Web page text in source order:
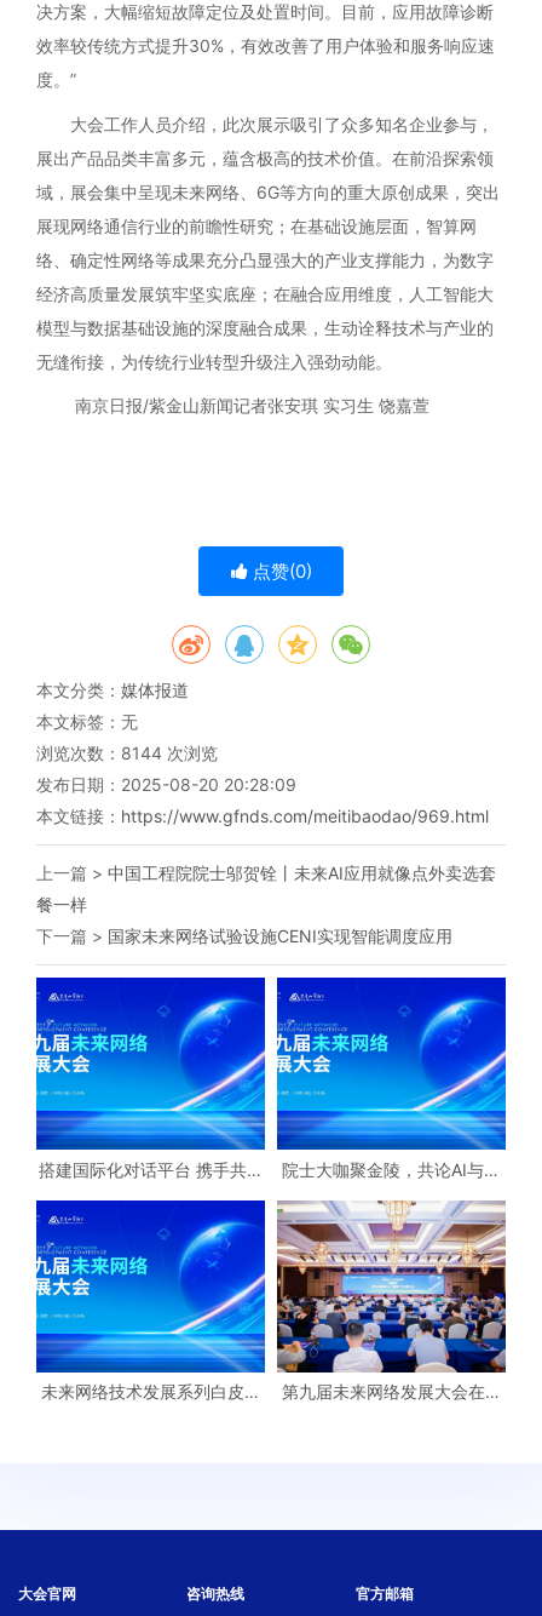
决方案，大幅缩短故障定位及处置时间。目前，应用故障诊断
效率较传统方式提升30%，有效改善了用户体验和服务响应速
度。”
大会工作人员介绍，此次展示吸引了众多知名企业参与，
展出产品品类丰富多元，蕴含极高的技术价值。在前沿探索领
域，展会集中呈现未来网络、6G等方向的重大原创成果，突出
展现网络通信行业的前瞻性研究；在基础设施层面，智算网
络、确定性网络等成果充分凸显强大的产业支撑能力，为数字
经济高质量发展筑牢坚实底座；在融合应用维度，人工智能大
模型与数据基础设施的深度融合成果，生动诠释技术与产业的
无缝衔接，为传统行业转型升级注入强劲动能。
南京日报/紫金山新闻记者张安琪 实习生 饶嘉萱
点赞(0)
本文分类： 媒体报道
本文标签：无
浏览次数： 8144 次浏览
发布日期：2025-08-20 20:28:09
本文链接： https://www.gfnds.com/meitibaodao/969.html
上一篇 > 中国工程院院士邬贺铨丨未来AI应用就像点外卖选套
餐一样
下一篇 > 国家未来网络试验设施CENI实现智能调度应用
搭建国际化对话平台 携手共创
坛 彰显未来网络发展大会丰硕
成果
院士大咖聚金陵，共论AI与未
未来网络技术发展系列白皮书
第九届未来网络发展大会在宁
大会官网
咨询热线
官方邮箱